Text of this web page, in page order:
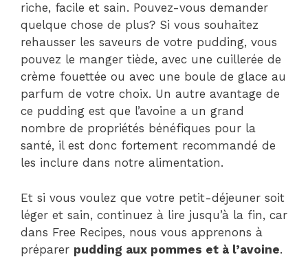
riche, facile et sain. Pouvez-vous demander
quelque chose de plus? Si vous souhaitez
rehausser les saveurs de votre pudding, vous
pouvez le manger tiède, avec une cuillerée de
crème fouettée ou avec une boule de glace au
parfum de votre choix. Un autre avantage de
ce pudding est que l’avoine a un grand
nombre de propriétés bénéfiques pour la
santé, il est donc fortement recommandé de
les inclure dans notre alimentation.
Et si vous voulez que votre petit-déjeuner soit
léger et sain, continuez à lire jusqu’à la fin, car
dans Free Recipes, nous vous apprenons à
préparer pudding aux pommes et à l’avoine.